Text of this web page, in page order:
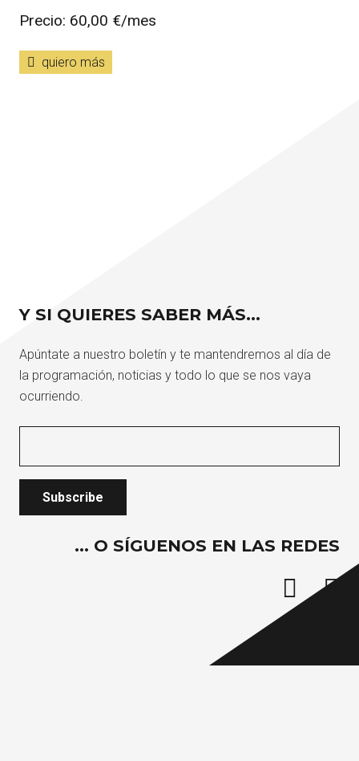
Precio: 60,00 €/mes
quiero más
Y SI QUIERES SABER MÁS…
Apúntate a nuestro boletín y te mantendremos al día de
la programación, noticias y todo lo que se nos vaya
ocurriendo.
… O SÍGUENOS EN LAS REDES